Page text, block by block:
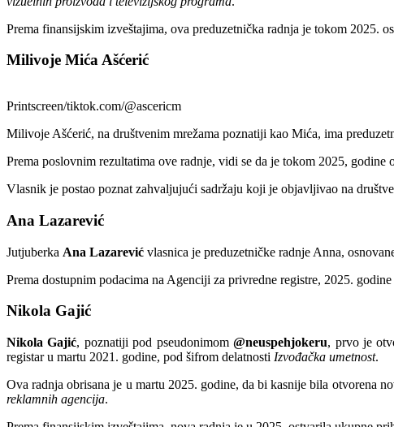
Prema finansijskim izveštajima, ova preduzetnička radnja je tokom 2025.
Milivoje Mića Ašćerić
Printscreen/tiktok.com/@ascericm
Milivoje Ašćerić, na društvenim mrežama poznatiji kao Mića, ima
Prema poslovnim rezultatima ove radnje, vidi se da je tokom 2025, godine
Vlasnik je postao poznat zahvaljujući sadržaju koji je objavljivao na
Ana Lazarević
Jutjuberka Ana Lazarević vlasnica je preduzetničke radnje Anna,
Prema dostupnim podacima na Agenciji za privredne registre, 2025.
Nikola Gajić
Nikola Gajić, poznatiji pod pseudonimom@neuspehjokeru, prvo je
registar u martu 2021. godine, pod šifrom delatnosti Izvođačka umetnost.
Ova radnja obrisana je u martu 2025. godine, da bi kasnije bila otvorena
reklamnih agencija.